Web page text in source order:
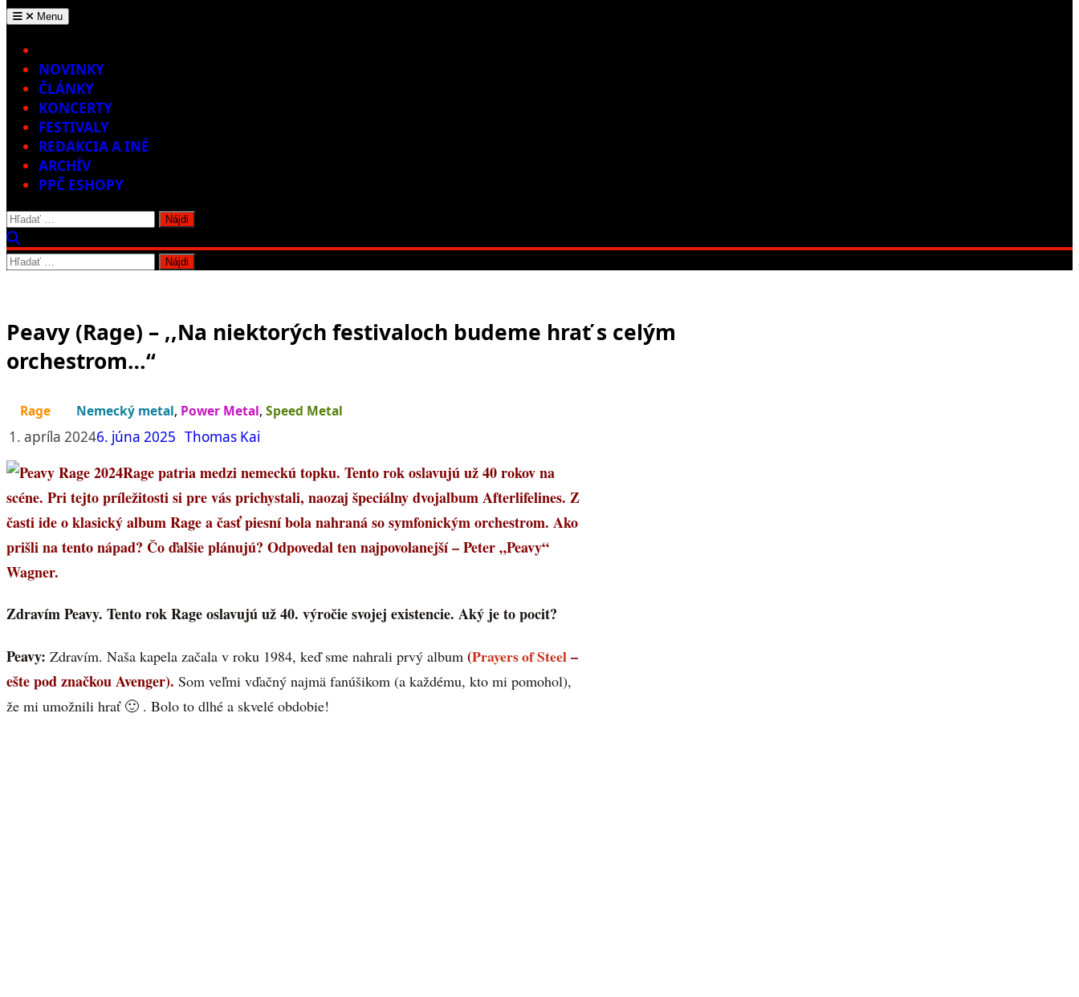
Menu
NOVINKY
ČLÁNKY
KONCERTY
FESTIVALY
REDAKCIA A INÉ
ARCHÍV
PPČ ESHOPY
Hľadať:
Hľadať:
Peavy (Rage) – ,,Na niektorých festivaloch budeme hrať s celým
orchestrom…“
Rage Nemecký metal, Power Metal, Speed Metal
1. apríla 20246. júna 2025 Thomas Kai
Rage patria medzi nemeckú topku. Tento rok oslavujú už 40 rokov na
scéne. Pri tejto príležitosti si pre vás prichystali, naozaj špeciálny dvojalbum Afterlifelines. Z
časti ide o klasický album Rage a časť piesní bola nahraná so symfonickým orchestrom. Ako
prišli na tento nápad? Čo ďalšie plánujú? Odpovedal ten najpovolanejší – Peter „Peavy“
Wagner.
Zdravím Peavy. Tento rok Rage oslavujú už 40. výročie svojej existencie. Aký je to pocit?
Peavy: Zdravím. Naša kapela začala v roku 1984, keď sme nahrali prvý album (Prayers of Steel–
ešte pod značkou Avenger). Som veľmi vďačný najmä fanúšikom (a každému, kto mi pomohol),
že mi umožnili hrať 🙂 . Bolo to dlhé a skvelé obdobie!